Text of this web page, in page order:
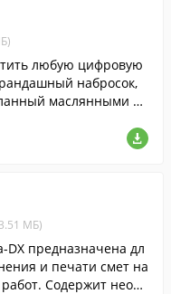
любую цифровую
набросок,
маслянными кр
МБ)
DX предназначена дл
и печати смет на
Содержит необх